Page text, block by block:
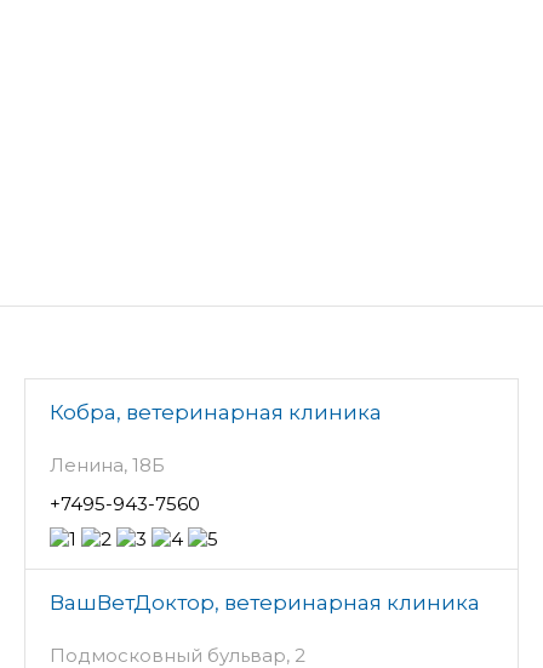
Кобра, ветеринарная клиника
Ленина, 18Б
+7495-943-7560
ВашВетДоктор, ветеринарная клиника
Подмосковный бульвар, 2